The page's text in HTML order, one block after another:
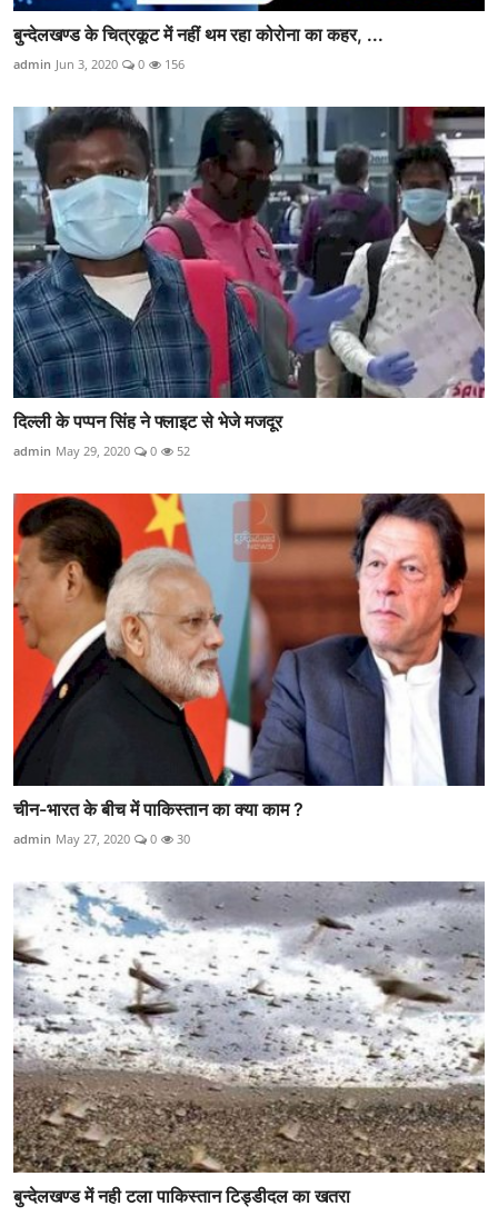
बुन्देलखण्ड के चित्रकूट में नहीं थम रहा कोरोना का कहर, ...
admin Jun 3, 2020 0 156
दिल्ली के पप्पन सिंह ने फ्लाइट से भेजे मजदूर
admin May 29, 2020 0 52
चीन-भारत के बीच में पाकिस्तान का क्या काम ?
admin May 27, 2020 0 30
बुन्देलखण्ड में नही टला पाकिस्तान टिड्डीदल का खतरा